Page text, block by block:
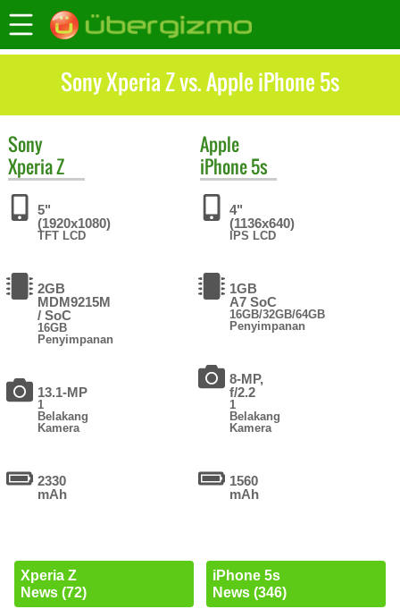
Sony Xperia Z vs. Apple iPhone 5s
Sony
Xperia Z
5"
(1920x1080)
TFT LCD
2GB
MDM9215M
/ SoC
16GB
Penyimpanan
13.1-MP
1
Belakang
Kamera
2330
mAh
Xperia Z
News (72)
Apple
iPhone 5s
4"
(1136x640)
IPS LCD
1GB
A7 SoC
16GB/32GB/64GB
Penyimpanan
8-MP,
f/2.2
1
Belakang
Kamera
1560
mAh
iPhone 5s
News (346)